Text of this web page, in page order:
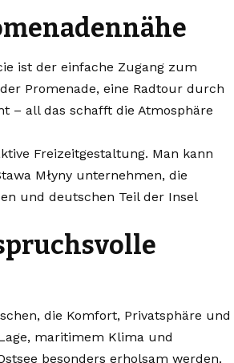
ist der einfache Zugang zum
Promenade, eine Radtour durch
– all das schafft die Atmosphäre
Freizeitgestaltung. Man kann
Młyny unternehmen, die
und deutschen Teil der Insel
die Komfort, Privatsphäre und
maritimem Klima und
besonders erholsam werden.